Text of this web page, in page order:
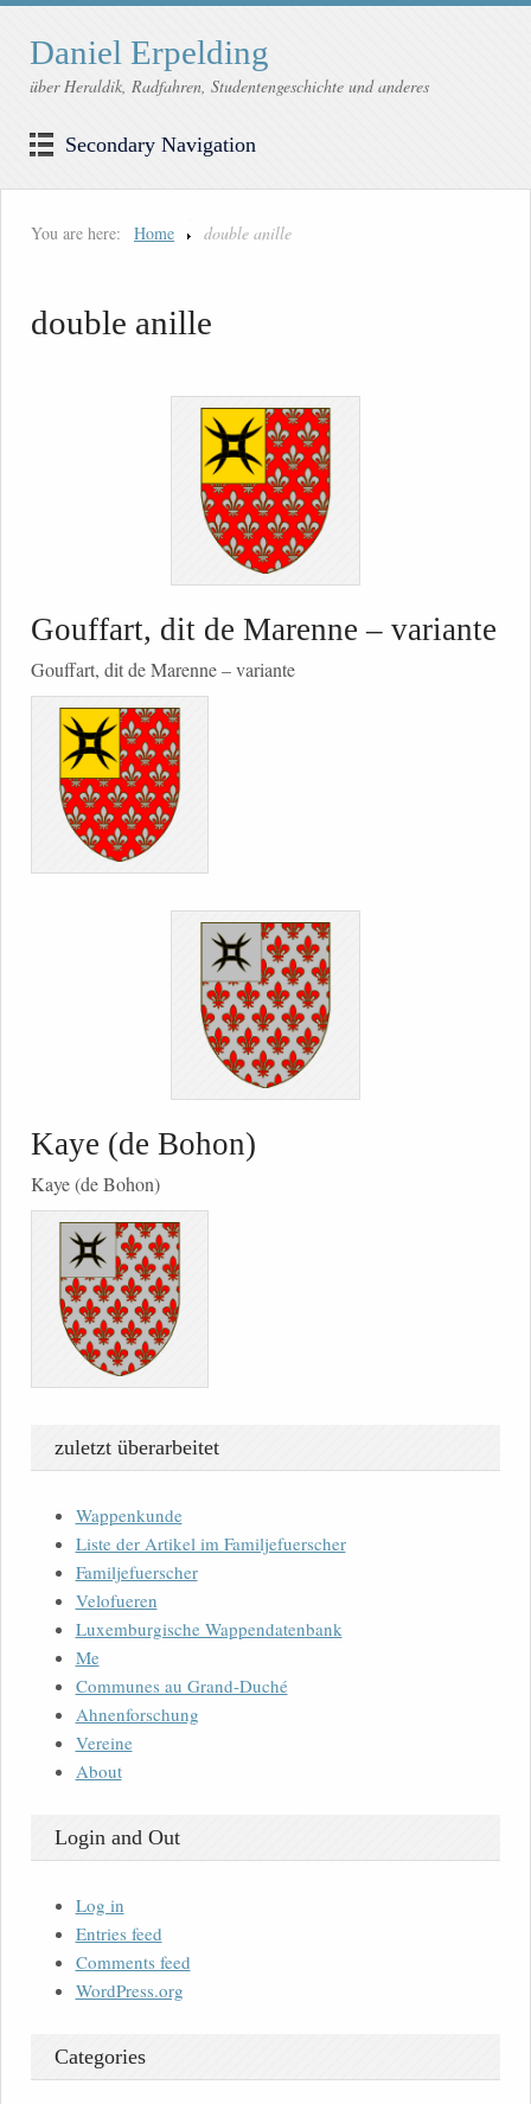
Daniel Erpelding
über Heraldik, Radfahren, Studentengeschichte und anderes
Secondary Navigation
You are here: Home double anille
double anille
Gouffart, dit de Marenne – variante
Gouffart, dit de Marenne – variante
Kaye (de Bohon)
Kaye (de Bohon)
zuletzt überarbeitet
Wappenkunde
Liste der Artikel im Familjefuerscher
Familjefuerscher
Velofueren
Luxemburgische Wappendatenbank
Me
Communes au Grand-Duché
Ahnenforschung
Vereine
About
Login and Out
Log in
Entries feed
Comments feed
WordPress.org
Categories